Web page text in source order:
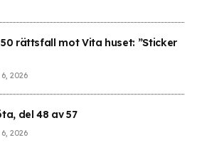
rättsfall mot Vita huset: ”Sticker
2026
del 48 av 57
2026